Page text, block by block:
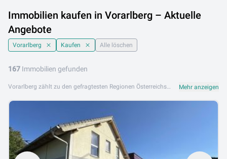
Immobilien kaufen in Vorarlberg – Aktuelle
Angebote
Vorarlberg Kaufen Alle löschen
167 Immobilien gefunden
Vorarlberg zählt zu den gefragtesten Regionen Österreichs, wenn es um den Kauf von Immobilien geht. Die Kombination aus alpiner Landschaft, hoher Lebensqualität und wirtschaftlicher Stärke macht das westlichste Bundesland besonders attraktiv für Käufer. Ob Sie ein Haus am Bodensee, eine Wohnung in Bregenz oder ein Grundstück im Bregenzerwald suchen – beim Immobilien kaufen in Vorarlberg stehen Ihnen vielfältige Möglichkeiten offen. Derzeit finden Sie auf dieser Seite 167 aktuelle Inserate aus dem gesamten Bundesland. Nutzen Sie die Filteroptionen, um Ihre Suche gezielt einzugrenzen – nach Objekttyp, Bezirk, Wohnfläche oder weiteren Kriterien. So sparen Sie Zeit und gelangen schneller zum passenden Angebot. Wer Immobilien in Vorarlberg kaufen möchte, sollte einige regionale Besonderheiten beachten. Die Nachfrage ist in vielen Gemeinden hoch, weshalb eine gute Vorbereitung entscheidend ist. Klären Sie Ihre Finanzierung frühzeitig mit Ihrer Bank oder einem unabhängigen Berater. Achten Sie außerdem auf die Erschließung, Bebauungsvorschriften und allfällige Raumplanungsvorgaben der jeweiligen Gemeinde. Für Zuzügler lohnt es sich, die verschiedenen Regionen Vorarlbergs genauer zu vergleichen: Das Rheintal bietet gute Infrastruktur und kurze Pendlerwege, während der Bregenzerwald und das Montafon mit naturnahem Wohnen punkten. Lassen Sie sich bei Bedarf von einem erfahrenen Makler vor Ort begleiten, der den regionalen Markt kennt und Sie kompetent unterstützt. Mehr anzeigen